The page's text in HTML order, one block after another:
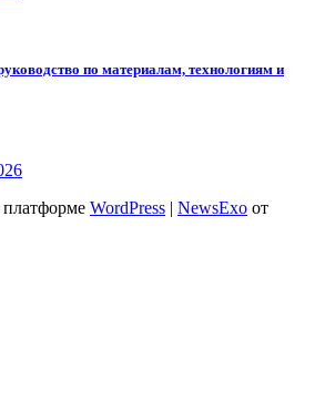
по материалам, технологиям и
WordPress NewsExo от